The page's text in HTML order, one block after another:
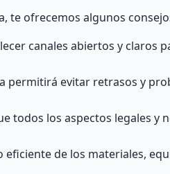
te ofrecemos algunos
canales abiertos y claros
permitirá evitar retrasos y
todos los aspectos legales y
de los materiales,